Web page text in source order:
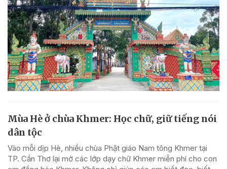
Mùa Hè ở chùa Khmer: Học chữ, giữ tiếng nói
dân tộc
Vào mỗi dịp Hè, nhiều chùa Phật giáo Nam tông Khmer tại
TP. Cần Thơ lại mở các lớp dạy chữ Khmer miễn phí cho con